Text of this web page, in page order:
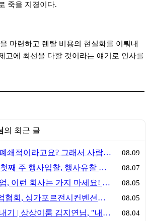
죽을 지경이다.
마련하고 렌탈 비용의 현실화를 이뤄내
고에 최선을 다할 것이라는 얘기로 인사를
의 최근 글
이벤트업계가 폐쇄적이라고요? 그래서 사람이 안 옵니다 08.09
[행사입찰]8월 첫째 주 행사입찰, 행사유찰 결과 08.07
행사기획자 취업, 이런 회사는 가지 마세요! 신입이 꼭 알아야 할 5가지 기준[이벤트산업 팩트체크#3] 08.05
부산컨벤션산업협회, 싱가포르전시컨벤션협회(SACEOS)와 업무협약 체결… 아시아 마이스 협력 확대 08.05
행사기획자 새내기 | 상상이룸 김지연님, "내 맘대로, 내 뜻대로 행사를 만든다 08.04